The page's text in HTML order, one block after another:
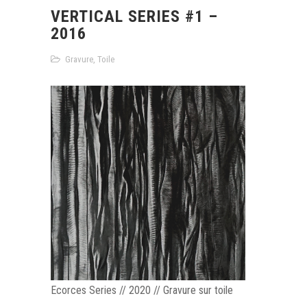
VERTICAL SERIES #1 –
2016
Gravure, Toile
Ecorces Series // 2020 // Gravure sur toile